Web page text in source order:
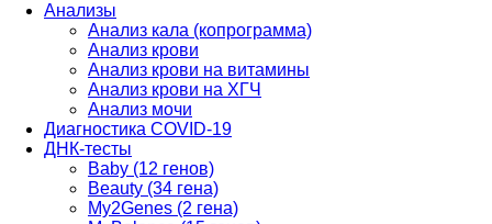
Анализы
Анализ кала (копрограмма)
Анализ крови
Анализ крови на витамины
Анализ крови на ХГЧ
Анализ мочи
Диагностика COVID-19
ДНК-тесты
Baby (12 генов)
Beauty (34 гена)
My2Genes (2 гена)